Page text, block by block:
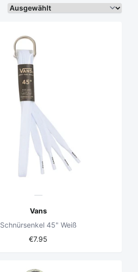
Sortieren Sie weiter
Vans
Schnürsenkel 45" Weiß
€7.95